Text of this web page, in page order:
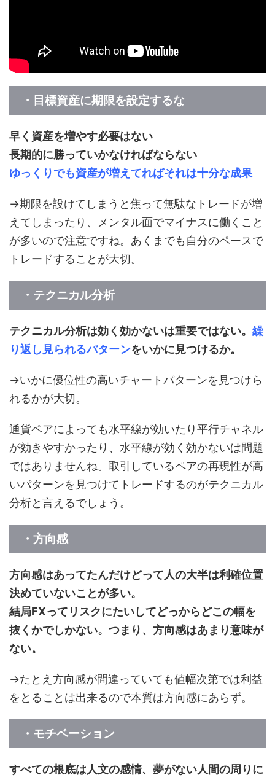
・目標資産に期限を設定するな
早く資産を増やす必要はない
長期的に勝っていかなければならない
ゆっくりでも資産が増えてればそれは十分な成果
→期限を設けてしまうと焦って無駄なトレードが増
えてしまったり、メンタル面でマイナスに働くこと
が多いので注意ですね。あくまでも自分のペースで
トレードすることが大切。
・テクニカル分析
テクニカル分析は効く効かないは重要ではない。 繰
り返し見られるパターンをいかに見つけるか。
→いかに優位性の高いチャートパターンを見つけら
れるかが大切。
通貨ペアによっても水平線が効いたり平行チャネル
が効きやすかったり、水平線が効く効かないは問題
ではありませんね。取引しているペアの再現性が高
いパターンを見つけてトレードするのがテクニカル
分析と言えるでしょう。
・方向感
方向感はあってたんだけどって人の大半は利確位置
決めていないことが多い。
結局FXってリスクにたいしてどっからどこの幅を
抜くかでしかない。つまり、方向感はあまり意味が
ない。
→たとえ方向感が間違っていても値幅次第では利益
をとることは出来るので本質は方向感にあらず。
・モチベーション
すべての根底は人文の感情、夢がない人間の周りに